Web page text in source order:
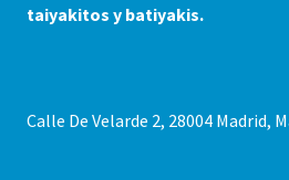
taiyakitos y batiyakis.
Calle De Velarde 2, 28004 Madrid,